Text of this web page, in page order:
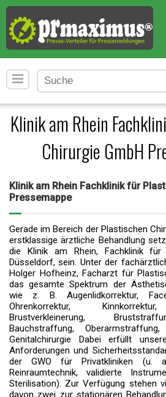
Klinik am Rhein
Chirurgie GmbH
Klinik am Rhein Fachklinik für
Pressemappe
Gerade im Bereich der Plastischen
erstklassige ärztliche Behandlung
die Klinik am Rhein, Fachklinik für
Düsseldorf, sein. Unter der
Holger Hofheinz, Facharzt für
das gesamte Spektrum der
wie z. B. Augenlidkorrektur,
Ohrenkorrektur,
Brustverkleinerung,
Bauchstraffung, Oberarmstraffung,
Genitalchirurgie Dabei erfüllt
Anforderungen und
der GWO für Privatkliniken (u.
Reinraumtechnik, validierte
Sterilisation). Zur Verfügung stehen
davon zwei zur stationären